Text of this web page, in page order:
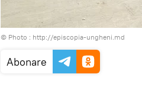
© Photo : http://episcopia-ungheni.md
Abonare